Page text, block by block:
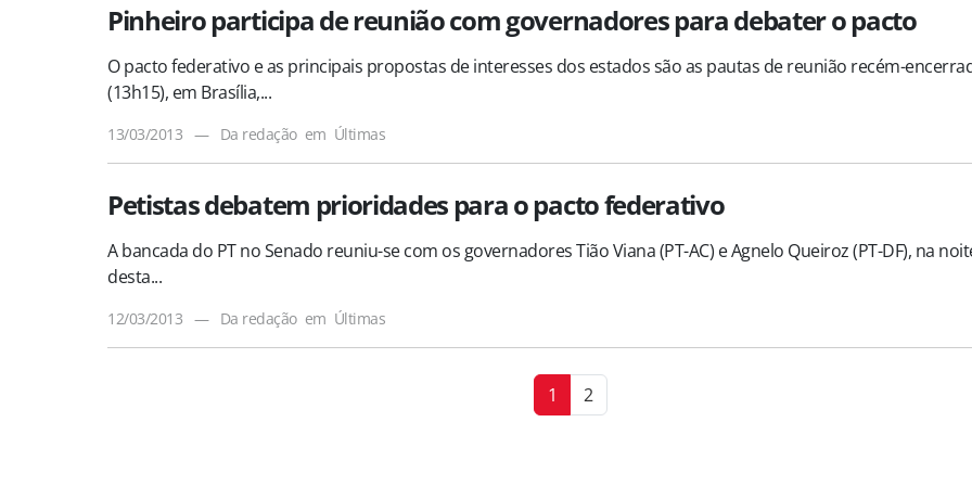
Pinheiro participa de reunião com governadores para debater o pacto
O pacto federativo e as principais propostas de interesses dos estados são as pautas de reunião recém-
(13h15), em Brasília,...
13/03/2013 — Da redação em Últimas
Petistas debatem prioridades para o pacto federativo
A bancada do PT no Senado reuniu-se com os governadores Tião Viana (PT-AC) e Agnelo Queiroz (PT-DF), na
desta...
12/03/2013 — Da redação em Últimas
1 2